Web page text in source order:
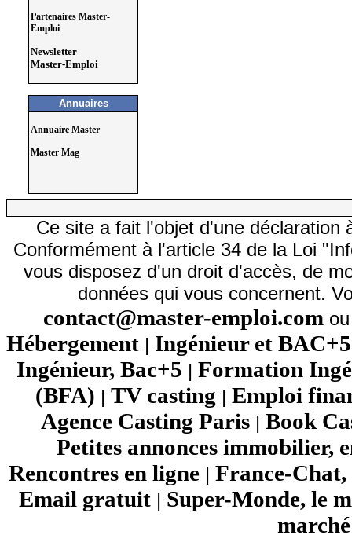
Partenaires Master-
Emploi
Newsletter
Master-Emploi
Annuaires
Annuaire Master
Master Mag
Ce site a fait l'objet d'une déclaration
Conformément à l'article 34 de la Loi
vous disposez d'un droit d'accès, de
données qui vous concernent.
contact@master-emploi.com
Hébergement | Ingénieur et
Ingénieur, Bac+5 | Formation
(BFA) | TV casting | Emploi
Agence Casting Paris | Book
Petites annonces immobilier,
Rencontres en ligne | France-Chat,
Email gratuit| Super-Monde, le